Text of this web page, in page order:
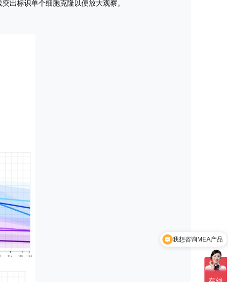
出标识单个细胞克隆以便放大观察。
我想咨询MEA产品
客服电话：021-53833169